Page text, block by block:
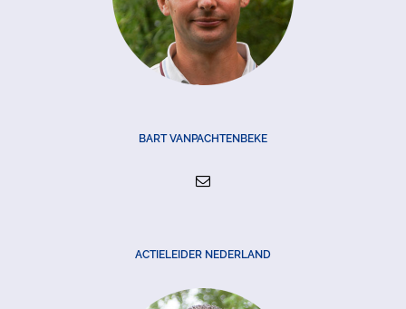
BART VANPACHTENBEKE
ACTIELEIDER NEDERLAND